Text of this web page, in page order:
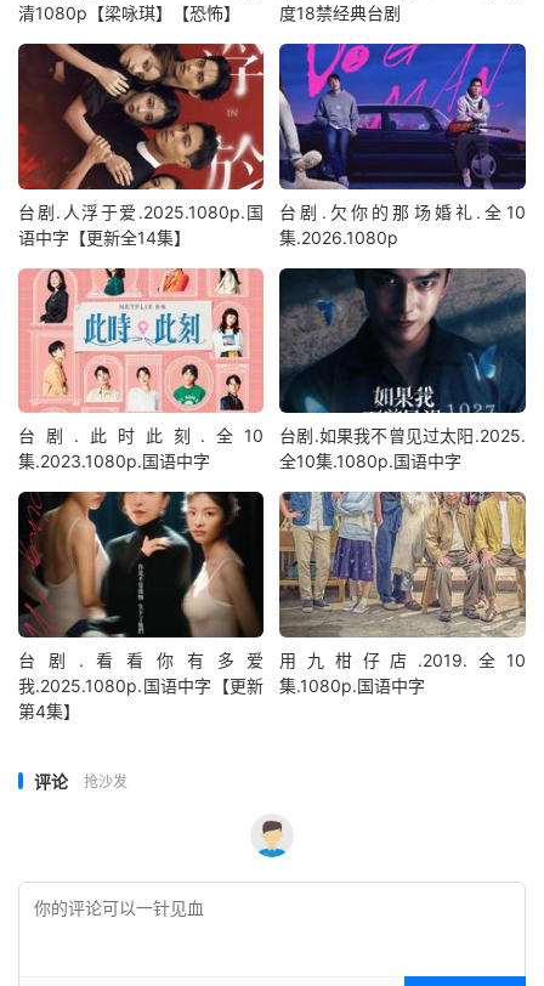
清1080p【梁咏琪】【恐怖】
度18禁经典台剧
台剧.人浮于爱.2025.1080p.国
语中字【更新全14集】
台剧.欠你的那场婚礼.全10
集.2026.1080p
台剧.此时此刻.全10
集.2023.1080p.国语中字
台剧.如果我不曾见过太阳.2025.
全10集.1080p.国语中字
台剧.看看你有多爱
我.2025.1080p.国语中字【更新
第4集】
用九柑仔店.2019.全10
集.1080p.国语中字
评论 抢沙发